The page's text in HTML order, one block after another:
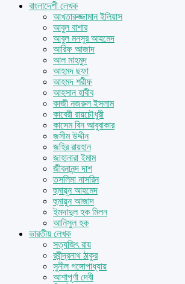
বাংলাদেশী লেখক
আখতারুজ্জামান ইলিয়াস
আবুল বাশার
আবুল মনসুর আহমেদ
আরিফ আজাদ
আল মাহমুদ
আহমদ ছফা
আহমদ শরীফ
আহসান হাবীব
কাজী নজরুল ইসলাম
কাবেরী রায়চৌধুরী
কাসেম বিন আবুবাকার
জসীম উদ্দীন
জহির রায়হান
জাহানারা ইমাম
জীবনানন্দ দাশ
তসলিমা নাসরিন
হুমায়ূন আহমেদ
হুমায়ুন আজাদ
ইমদাদুল হক মিলন
আনিসুল হক
ভারতীয় লেখক
সত্যজিৎ রায়
রবীন্দ্রনাথ ঠাকুর
সুনীল গঙ্গোপাধ্যায়
আশাপূর্ণা দেবী